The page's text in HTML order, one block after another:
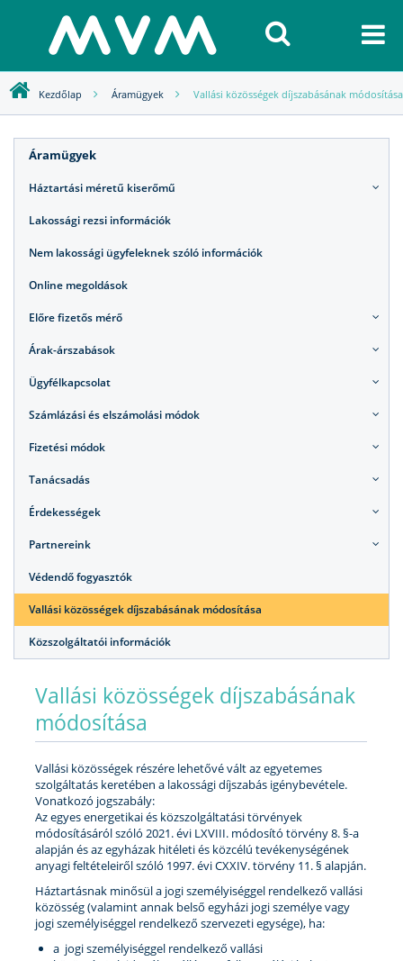
Kezdőlap Áramügyek Vallási közösségek díjszabásának módosítása
Áramügyek
Háztartási méretű kiserőmű
Lakossági rezsi információk
Nem lakossági ügyfeleknek szóló információk
Online megoldások
Előre fizetős mérő
Árak-árszabások
Ügyfélkapcsolat
Számlázási és elszámolási módok
Fizetési módok
Tanácsadás
Érdekességek
Partnereink
Védendő fogyasztók
Vallási közösségek díjszabásának módosítása
Közszolgáltatói információk
Vallási közösségek díjszabásának
módosítása
Vallási közösségek részére lehetővé vált az egyetemes
szolgáltatás keretében a lakossági díjszabás igénybevétele.
Vonatkozó jogszabály:
Az egyes energetikai és közszolgáltatási törvények
módosításáról szóló 2021. évi LXVIII. módosító törvény 8. §-a
alapján és az egyházak hitéleti és közcélú tevékenységének
anyagi feltételeiről szóló 1997. évi CXXIV. törvény 11. § alapján.
Háztartásnak minősül a jogi személyiséggel rendelkező vallási
közösség (valamint annak belső egyházi jogi személye vagy
jogi személyiséggel rendelkező szervezeti egysége), ha:
a jogi személyiséggel rendelkező vallási